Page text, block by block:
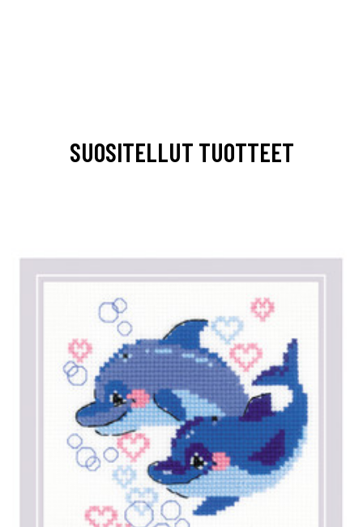
SUOSITELLUT TUOTTEET